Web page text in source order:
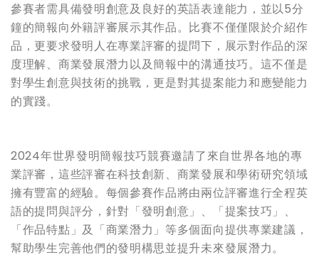
參賽者需具備發明創意及良好的英語表達能力，並以5分
鐘的簡報向外籍評審展示其作品。比賽不僅僅限於介紹作
品，更要求發明人在專業評審的提問下，展示對作品的深
度理解、商業發展潛力以及簡報中的溝通技巧。這不僅是
對學生創意與技術的挑戰，更是對其提案能力和應變能力
的實踐。
2024年世界發明簡報技巧競賽邀請了來自世界各地的專
業評審，這些評審在科技創新、商業發展和學術研究領域
擁有豐富的經驗。每個參賽作品將由兩位評審進行全程英
語的提問與評分，針對「發明創意」、「提案技巧」、
「作品特點」及「商業潛力」等多個面向提供專業建議，
幫助學生完善他們的發明構思並提升未來發展潛力。